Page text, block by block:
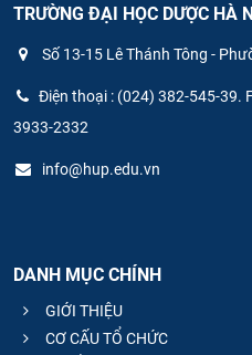
TRƯỜNG ĐẠI HỌC DƯỢC HÀ
Số 13-15 Lê Thánh Tông -
Điện thoại : (024) 382-545-39.
3933-2332
info@hup.edu.vn
DANH MỤC CHÍNH
GIỚI THIỆU
CƠ CẤU TỔ CHỨC